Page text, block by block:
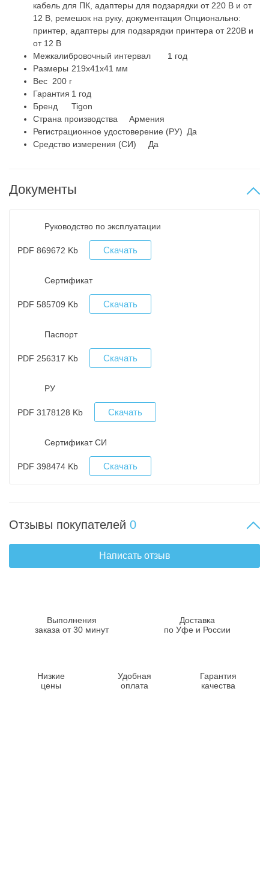
кабель для ПК, адаптеры для подзарядки от 220 В и от
12 В, ремешок на руку, документация Опционально:
принтер, адаптеры для подзарядки принтера от 220В и
от 12 В
Межкалибровочный интервал
1 год
Размеры 219х41х41 мм
Вес 200 г
Гарантия 1 год
Бренд
Tigon
Страна производства
Армения
Регистрационное удостоверение (РУ) Да
Средство измерения (СИ)
Да
Документы
Руководство по эксплуатации
PDF 869672 Kb Скачать
Сертификат
PDF 585709 Kb Скачать
Паспорт
PDF 256317 Kb Скачать
РУ
PDF 3178128 Kb Скачать
Сертификат СИ
PDF 398474 Kb Скачать
Отзывы покупателей 0
Написать отзыв
Выполнения
заказа от 30 минут
Доставка
по Уфе и России
Низкие
цены
Удобная
оплата
Гарантия
качества